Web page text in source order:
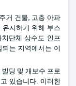
거 건물, 고층 아파
지하기 위해 부스
단체 상수도 인프
는 지역에서는 이
딩 및 개보수 프로
있습니다. 이러한